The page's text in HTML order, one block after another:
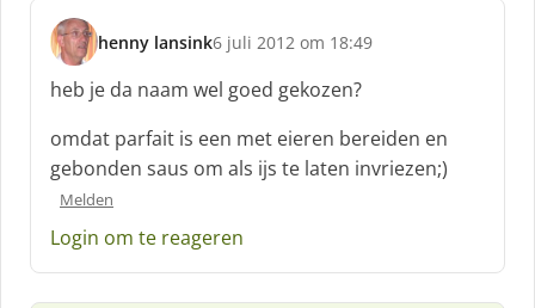
henny lansink
s
c
h
e
:
6 juli 2012 om 18:49
heb je da naam wel goed gekozen?
omdat parfait is een met eieren bereiden en
gebonden saus om als ijs te laten invriezen;)
Melden
Login om te reageren